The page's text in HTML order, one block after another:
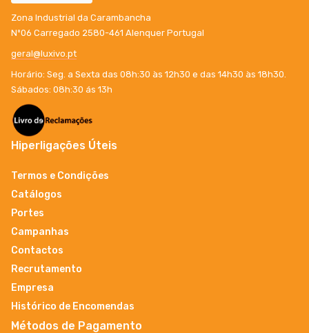
Zona Industrial da Carambancha
Nº06 Carregado 2580-461 Alenquer Portugal
geral@luxivo.pt
Horário: Seg. a Sexta das 08h:30 às 12h30 e das 14h30 às 18h30.
Sábados: 08h:30 ás 13h
Hiperligações Úteis
Termos e Condições
Catálogos
Portes
Campanhas
Contactos
Recrutamento
Empresa
Histórico de Encomendas
Métodos de Pagamento